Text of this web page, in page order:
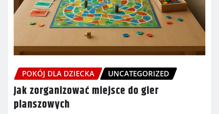
POKÓJ DLA DZIECKA UNCATEGORIZED
Jak zorganizować miejsce do gier
planszowych